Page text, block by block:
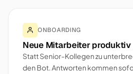
ONBOARDING
Neue Mitarbeiter produktiv
Statt Senior-Kollegen zu
den Bot. Antworten kommen